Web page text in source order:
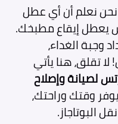
نعلم أن أي عطل
يعطل إيقاع مطبخك.
وجبة الغداء،
لا تقلق، هنا يأتي
لصيانة وإصلاح
وقتك وراحتك،
البوتاجاز.